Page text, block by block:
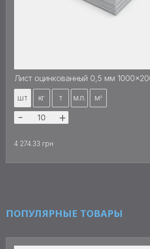
Лист оцинкованный 0,5 мм
ШТ КГ Т М.П. М²
- +
4 274.33 грн
ПОПУЛЯРНЫЕ ТОВАРЫ